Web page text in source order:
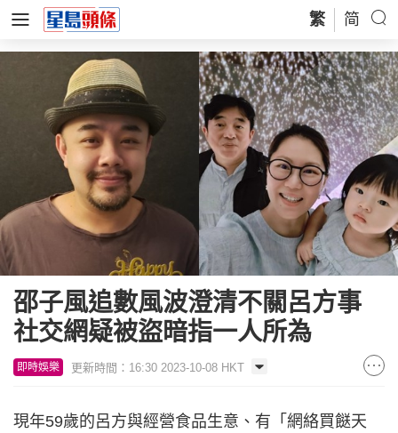
繁 简
邵子風追數風波澄清不關呂方事
社交網疑被盜暗指一人所為
即時娛樂 更新時間：16:30 2023-10-08 HKT
現年59歲的呂方與經營食品生意、有「網絡買餸天